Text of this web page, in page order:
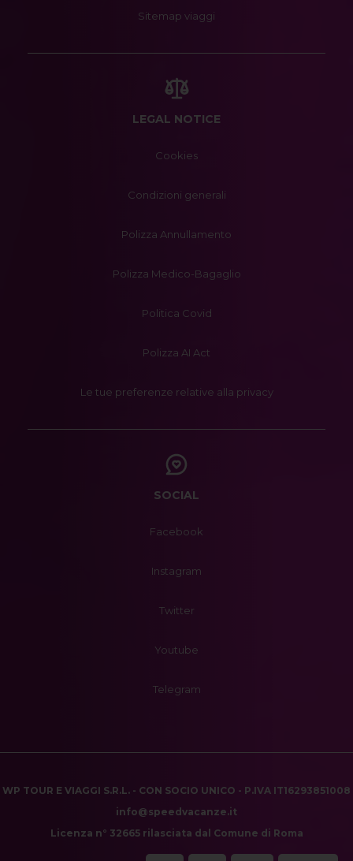
Sitemap viaggi
LEGAL NOTICE
Cookies
Condizioni generali
Polizza Annullamento
Polizza Medico-Bagaglio
Politica Covid
Polizza AI Act
Le tue preferenze relative alla privacy
SOCIAL
Facebook
Instagram
Twitter
Youtube
Telegram
WP TOUR E VIAGGI S.R.L. - CON SOCIO UNICO - P.IVA IT16293851008
info@speedvacanze.it
Licenza n° 32665 rilasciata dal Comune di Roma